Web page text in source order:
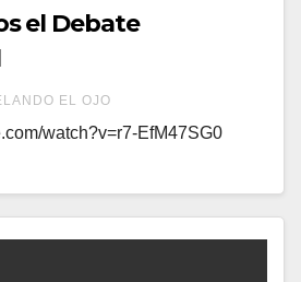
el Debate
EL OJO
watch?v=r7-EfM47SG0